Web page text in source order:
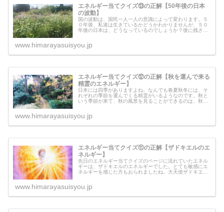
エネルギー当てクイズ⑬の正解【50年後の日本
の波動】
国の波動は、国民一人一人の意識によって変わります。５
０年後、私達は生きているかどうかわかりませんが、５０
年後の日本は、どうなっているのでしょうか？後に残され
www.himarayasuisyou.jp
エネルギー当てクイズ⑫の正解【秋を運んで来る
精霊のエネルギー】
日本には四季がありますよね。なんでも春夏秋冬には、そ
れぞれの季節を運んでくる精霊がいるようなのです。秋と
いう季節が来て、秋の風景を見ることができるのは、秋を
www.himarayasuisyou.jp
エネルギー当てクイズ⑪の正解【ザドキエルのエ
ネルギー】
先日のエネルギー当てクイズのページに流れていたエネル
ギーは、ザドキエルのエネルギーでした。とても敏感にエ
ネルギーを感じた方もおられましたね。大天使ザドキエル
www.himarayasuisyou.jp